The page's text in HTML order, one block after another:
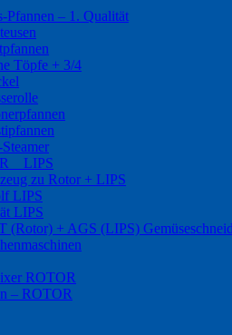
Pfannen – 1. Qualität
Töpfe + 3/4
_ LIPS
zu Rotor + LIPS
LIPS
LIPS
(Rotor) + AGS (LIPS)
ROTOR
– ROTOR